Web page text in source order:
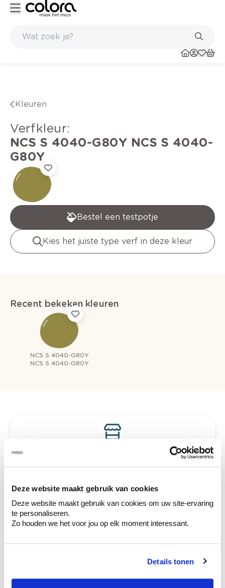
Deze website maakt gebruik van cookies
Deze website maakt gebruik van cookies om uw site-ervaring
te personaliseren.
Zo houden we het voor jou op elk moment interessant.
Details tonen
Kleuren
verfkleur:
NCS S 4040-G80Y NCS S 4040-
G80Y
Bestel een testpotje
Kies het juiste type verf in deze kleur
Recent bekeken kleuren
NCS S 4040-G80Y
NCS S 4040-G80Y
Ontdek er kleurechte stalen van je
Bekijk er de bijhorende tinten om je kleur
Krijg persoonlijk advies om kleuren te
combineren.